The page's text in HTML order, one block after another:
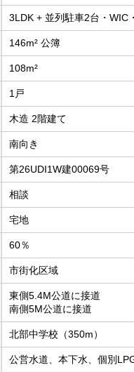
3LDK + 並列駐車2台・WIC
146m² 公簿
108m²
1戸
木造 2階建て
南向き
第26UDI1W建00069号
相談
宅地
60％
市街化区域
東側5.4M公道に接道
南側5M公道に接道
北部中学校（350m）
公営水道、本下水、個別